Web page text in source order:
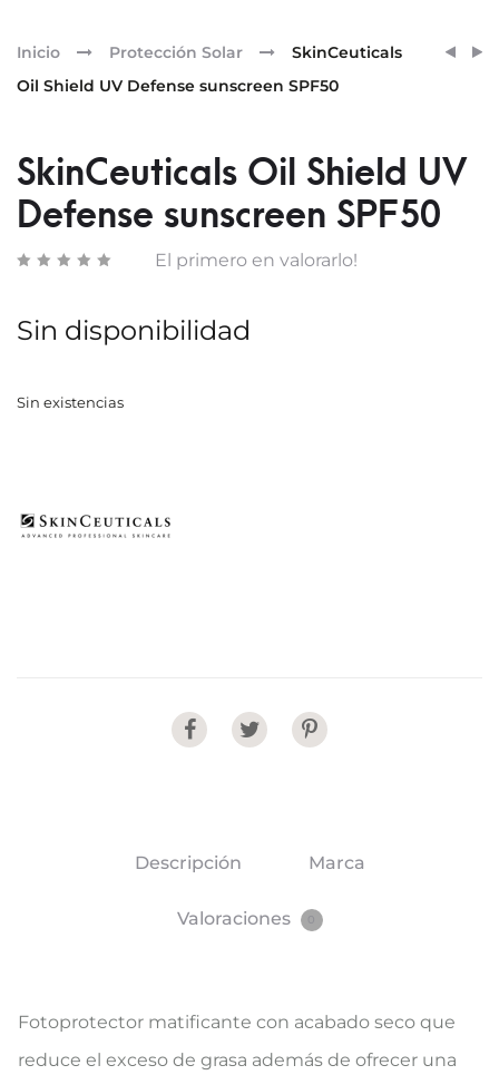
SPF50
Inicio Protección Solar
SkinCeuticals
Oil Shield UV Defense sunscreen SPF50
SkinCeuticals Oil Shield UV
Defense sunscreen SPF50
El primero en valorarlo!
Sin disponibilidad
Sin existencias
Share
Descripción Marca
Valoraciones
Fotoprotector matificante con acabado seco que
reduce el exceso de grasa además de ofrecer una